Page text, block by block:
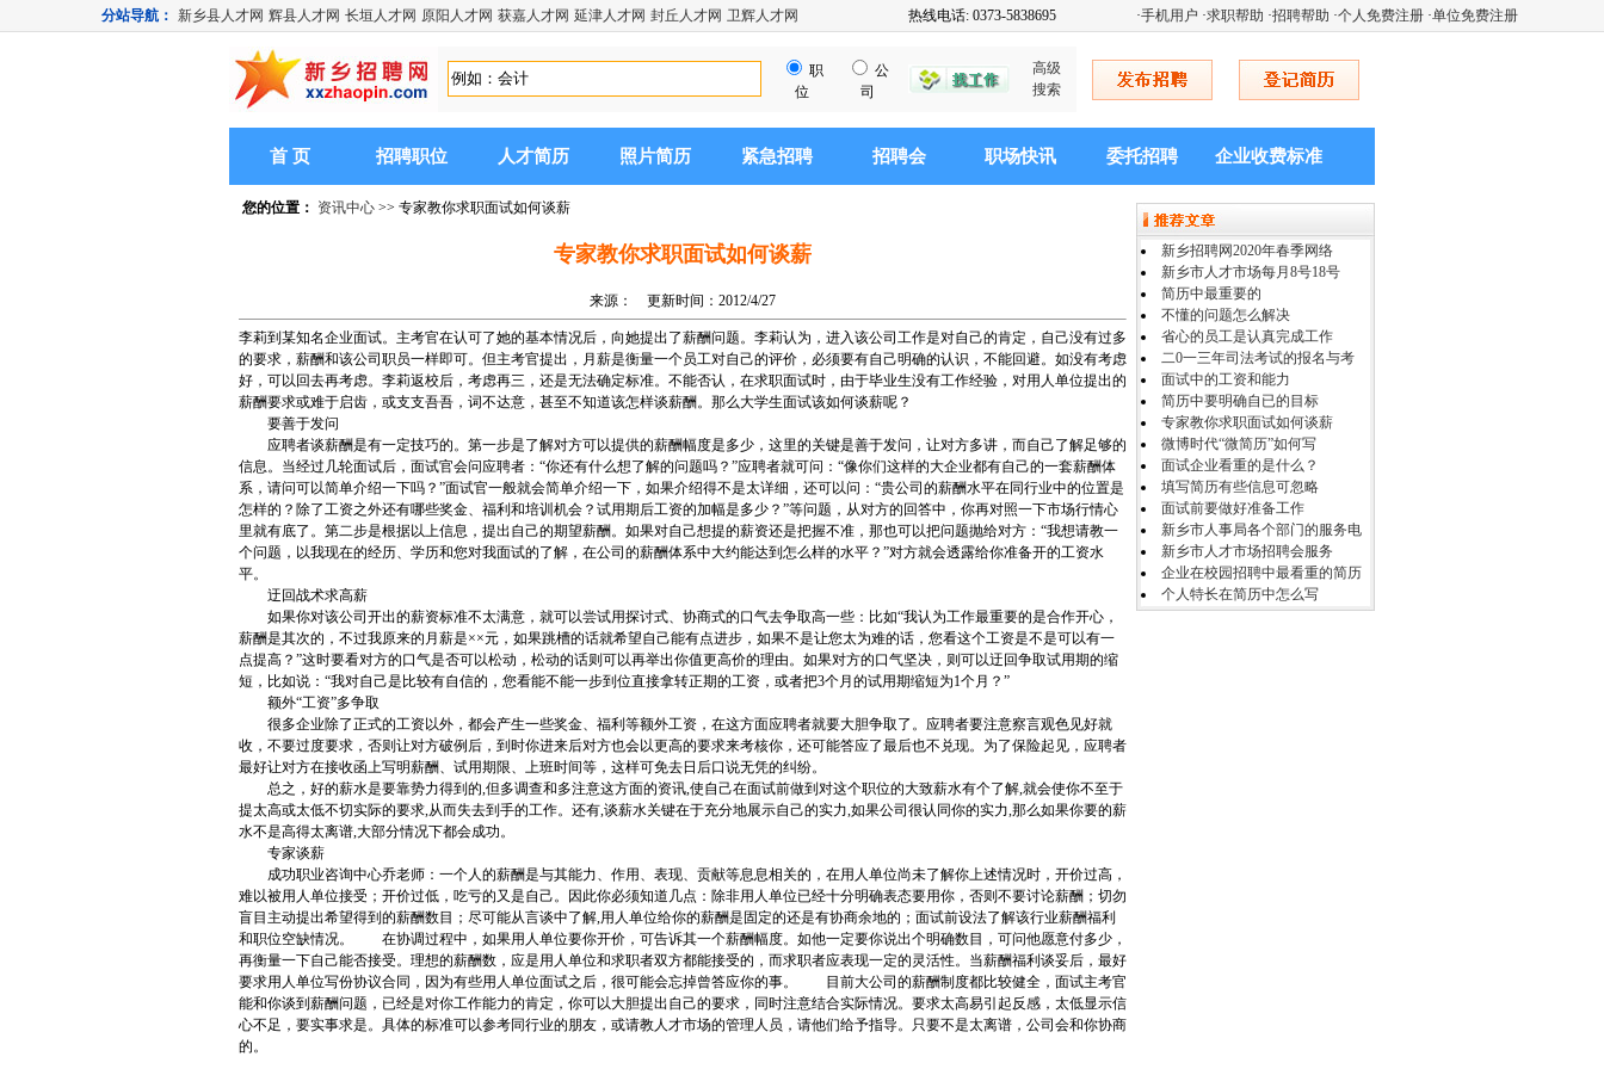
分站导航： 新乡县人才网 辉县人才网 长垣人才网 原阳人才网 获嘉人才网 延津人才网 封丘人才网 卫辉人才网 热线电话: 0373-5838695 ·手机用户 ·求职帮助 ·招聘帮助 ·个人免费注册 ·单位免费注册
职
位
公
司
高级
搜索
首 页 招聘职位 人才简历 照片简历 紧急招聘 招聘会 职场快讯 委托招聘 企业收费标准
您的位置： 资讯中心 >> 专家教你求职面试如何谈薪
专家教你求职面试如何谈薪
来源： 更新时间：2012/4/27
李莉到某知名企业面试。主考官在认可了她的基本情况后，向她提出了薪酬问题。李莉认为，进入该公司工作是对自己的肯定，自己没有过多
的要求，薪酬和该公司职员一样即可。但主考官提出，月薪是衡量一个员工对自己的评价，必须要有自己明确的认识，不能回避。如没有考虑
好，可以回去再考虑。李莉返校后，考虑再三，还是无法确定标准。不能否认，在求职面试时，由于毕业生没有工作经验，对用人单位提出的
薪酬要求或难于启齿，或支支吾吾，词不达意，甚至不知道该怎样谈薪酬。那么大学生面试该如何谈薪呢？
要善于发问
应聘者谈薪酬是有一定技巧的。第一步是了解对方可以提供的薪酬幅度是多少，这里的关键是善于发问，让对方多讲，而自己了解足够的
信息。当经过几轮面试后，面试官会问应聘者：“你还有什么想了解的问题吗？”应聘者就可问：“像你们这样的大企业都有自己的一套薪酬体
系，请问可以简单介绍一下吗？”面试官一般就会简单介绍一下，如果介绍得不是太详细，还可以问：“贵公司的薪酬水平在同行业中的位置是
怎样的？除了工资之外还有哪些奖金、福利和培训机会？试用期后工资的加幅是多少？”等问题，从对方的回答中，你再对照一下市场行情心
里就有底了。第二步是根据以上信息，提出自己的期望薪酬。如果对自己想提的薪资还是把握不准，那也可以把问题抛给对方：“我想请教一
个问题，以我现在的经历、学历和您对我面试的了解，在公司的薪酬体系中大约能达到怎么样的水平？”对方就会透露给你准备开的工资水
平。
迂回战术求高薪
如果你对该公司开出的薪资标准不太满意，就可以尝试用探讨式、协商式的口气去争取高一些：比如“我认为工作最重要的是合作开心，
薪酬是其次的，不过我原来的月薪是××元，如果跳槽的话就希望自己能有点进步，如果不是让您太为难的话，您看这个工资是不是可以有一
点提高？”这时要看对方的口气是否可以松动，松动的话则可以再举出你值更高价的理由。如果对方的口气坚决，则可以迂回争取试用期的缩
短，比如说：“我对自己是比较有自信的，您看能不能一步到位直接拿转正期的工资，或者把3个月的试用期缩短为1个月？”
额外“工资”多争取
很多企业除了正式的工资以外，都会产生一些奖金、福利等额外工资，在这方面应聘者就要大胆争取了。应聘者要注意察言观色见好就
收，不要过度要求，否则让对方破例后，到时你进来后对方也会以更高的要求来考核你，还可能答应了最后也不兑现。为了保险起见，应聘者
最好让对方在接收函上写明薪酬、试用期限、上班时间等，这样可免去日后口说无凭的纠纷。
总之，好的薪水是要靠势力得到的,但多调查和多注意这方面的资讯,使自己在面试前做到对这个职位的大致薪水有个了解,就会使你不至于
提太高或太低不切实际的要求,从而失去到手的工作。还有,谈薪水关键在于充分地展示自己的实力,如果公司很认同你的实力,那么如果你要的薪
水不是高得太离谱,大部分情况下都会成功。
专家谈薪
成功职业咨询中心乔老师：一个人的薪酬是与其能力、作用、表现、贡献等息息相关的，在用人单位尚未了解你上述情况时，开价过高，
难以被用人单位接受；开价过低，吃亏的又是自己。因此你必须知道几点：除非用人单位已经十分明确表态要用你，否则不要讨论薪酬；切勿
盲目主动提出希望得到的薪酬数目；尽可能从言谈中了解,用人单位给你的薪酬是固定的还是有协商余地的；面试前设法了解该行业薪酬福利
和职位空缺情况。 在协调过程中，如果用人单位要你开价，可告诉其一个薪酬幅度。如他一定要你说出个明确数目，可问他愿意付多少，
再衡量一下自己能否接受。理想的薪酬数，应是用人单位和求职者双方都能接受的，而求职者应表现一定的灵活性。当薪酬福利谈妥后，最好
要求用人单位写份协议合同，因为有些用人单位面试之后，很可能会忘掉曾答应你的事。 目前大公司的薪酬制度都比较健全，面试主考官
能和你谈到薪酬问题，已经是对你工作能力的肯定，你可以大胆提出自己的要求，同时注意结合实际情况。要求太高易引起反感，太低显示信
心不足，要实事求是。具体的标准可以参考同行业的朋友，或请教人才市场的管理人员，请他们给予指导。只要不是太离谱，公司会和你协商
的。
新乡招聘网2020年春季网络
新乡市人才市场每月8号18号
简历中最重要的
不懂的问题怎么解决
省心的员工是认真完成工作
二0一三年司法考试的报名与考
面试中的工资和能力
简历中要明确自已的目标
专家教你求职面试如何谈薪
微博时代“微简历”如何写
面试企业看重的是什么？
填写简历有些信息可忽略
面试前要做好准备工作
新乡市人事局各个部门的服务电
新乡市人才市场招聘会服务
企业在校园招聘中最看重的简历
个人特长在简历中怎么写